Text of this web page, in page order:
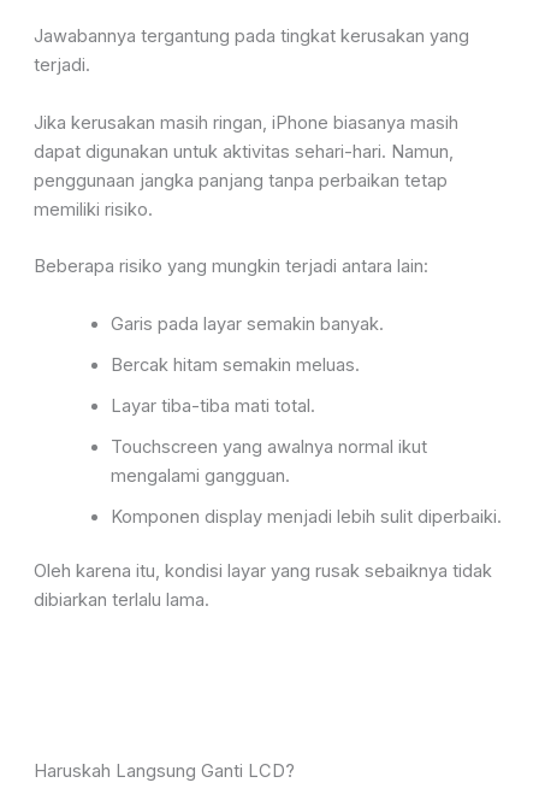
Jawabannya tergantung pada tingkat kerusakan yang
terjadi.
Jika kerusakan masih ringan, iPhone biasanya masih
dapat digunakan untuk aktivitas sehari-hari. Namun,
penggunaan jangka panjang tanpa perbaikan tetap
memiliki risiko.
Beberapa risiko yang mungkin terjadi antara lain:
Garis pada layar semakin banyak.
Bercak hitam semakin meluas.
Layar tiba-tiba mati total.
Touchscreen yang awalnya normal ikut
mengalami gangguan.
Komponen display menjadi lebih sulit diperbaiki.
Oleh karena itu, kondisi layar yang rusak sebaiknya tidak
dibiarkan terlalu lama.
Haruskah Langsung Ganti LCD?